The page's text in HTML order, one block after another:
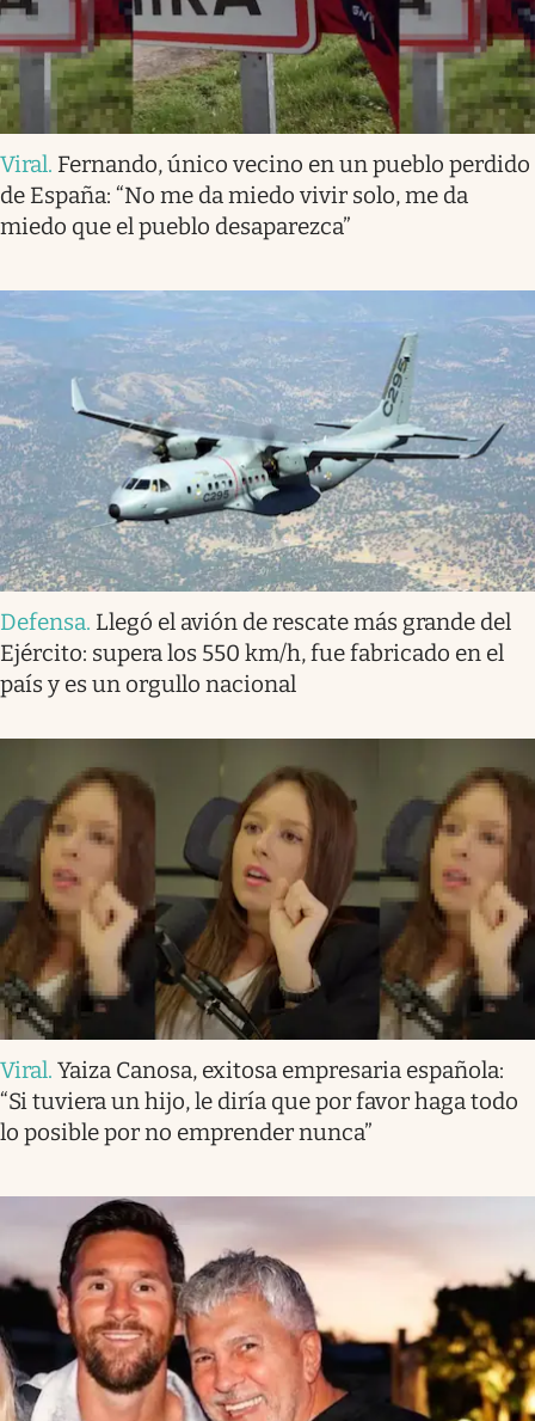
Viral. Fernando, único vecino en un pueblo perdido
de España: “No me da miedo vivir solo, me da
miedo que el pueblo desaparezca”
Defensa. Llegó el avión de rescate más grande del
Ejército: supera los 550 km/h, fue fabricado en el
país y es un orgullo nacional
Viral. Yaiza Canosa, exitosa empresaria española:
“Si tuviera un hijo, le diría que por favor haga todo
lo posible por no emprender nunca”